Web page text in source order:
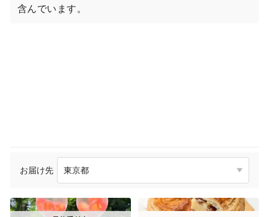
含んでいます。
お届け先